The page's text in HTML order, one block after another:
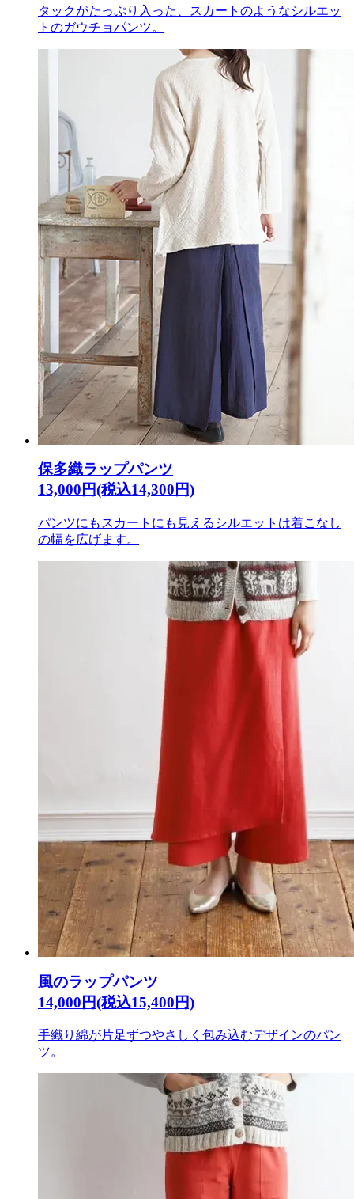
タックがたっぷり入った、スカートのようなシルエッ
トのガウチョパンツ。
保多織ラップパンツ
13,000円(税込14,300円)
パンツにもスカートにも見えるシルエットは着こなし
の幅を広げます。
風のラップパンツ
14,000円(税込15,400円)
手織り綿が片足ずつやさしく包み込むデザインのパン
ツ。